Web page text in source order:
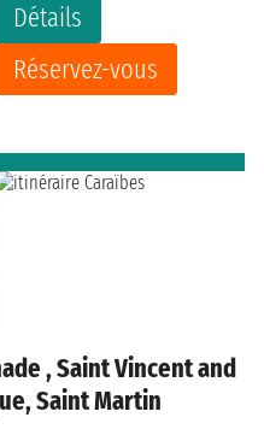
Détails
Réservez-vous
, Saint Vincent and
Saint Martin